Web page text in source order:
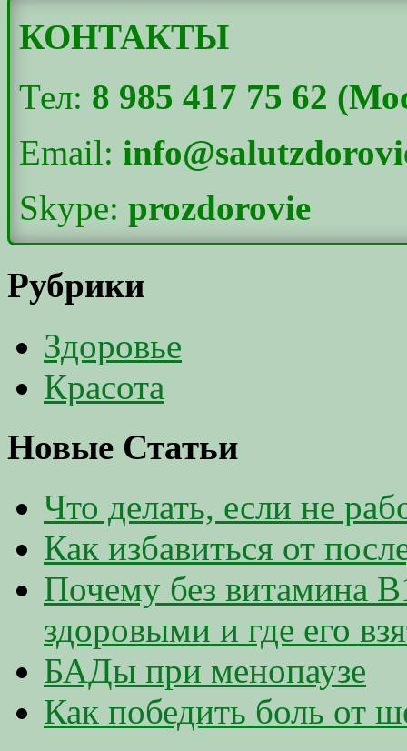
КОНТАКТЫ
Тел: 8 985 417 75 62
Email:
Skype: prozdorovie
Рубрики
Здоровье
Красота
Новые Статьи
Что делать, если не
Как избавиться от
Почему без витамина
здоровыми и где его
БАДы при менопаузе
Как победить боль от